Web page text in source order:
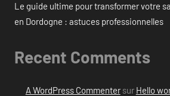
Le guide ultime pour transformer votre
en Dordogne : astuces professionnelles
Recent Comments
A WordPress Commentersur Hello